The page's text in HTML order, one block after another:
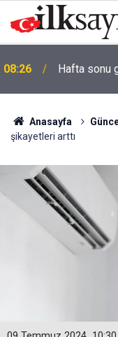
08:26 Hafta sonu
Anasayfa
şikayetleri arttı